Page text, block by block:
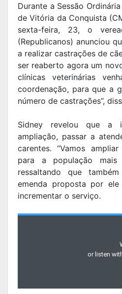
Durante a Sessão
de Vitória da Conquista
sexta-feira, 23, o
(Republicanos) anunciou
a realizar castrações de
ser reaberto agora um
clínicas veterinárias
coordenação, para que a
número de castrações”,
Sidney revelou que a
ampliação, passar a
carentes. “Vamos
para a população mais
ressaltando que
emenda proposta por
incrementar o serviço.